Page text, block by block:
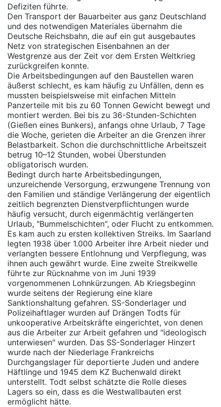
Defiziten führte.
Den Transport der Bauarbeiter aus ganz Deutschland
und des notwendigen Materiales übernahm die
Deutsche Reichsbahn, die auf ein gut ausgebautes
Netz von strategischen Eisenbahnen an der
Westgrenze aus der Zeit vor dem Ersten Weltkrieg
zurückgreifen konnte.
Die Arbeitsbedingungen auf den Baustellen waren
äußerst schlecht, es kam häufig zu Unfällen, denn es
mussten beispielsweise mit einfachen Mitteln
Panzerteile mit bis zu 60 Tonnen Gewicht bewegt und
montiert werden. Bei bis zu 36-Stunden-Schichten
(Gießen eines Bunkers), anfangs ohne Urlaub, 7 Tage
die Woche, gerieten die Arbeiter an die Grenzen ihrer
Belastbarkeit. Schon die durchschnittliche Arbeitszeit
betrug 10–12 Stunden, wobei Überstunden
obligatorisch wurden.
Bedingt durch harte Arbeitsbedingungen,
unzureichende Versorgung, erzwungene Trennung von
den Familien und ständige Verlängerung der eigentlich
zeitlich begrenzten Dienstverpflichtungen wurde
häufig versucht, durch eigenmächtig verlängerten
Urlaub, "Bummelschichten", oder Flucht zu entkommen.
Es kam auch zu ersten kollektiven Streiks. Im Saarland
legten 1938 über 1.000 Arbeiter ihre Arbeit nieder und
verlangten bessere Entlohnung und Verpflegung, was
ihnen auch gewährt wurde. Eine zweite Streikwelle
führte zur Rücknahme von im Juni 1939
vorgenommenen Lohnkürzungen. Ab Kriegsbeginn
wurde seitens der Regierung eine klare
Sanktionshaltung gefahren. SS-Sonderlager und
Polizeihaftlager wurden auf Drängen Todts für
unkooperative Arbeitskräfte eingerichtet, von denen
aus die Arbeiter zur Arbeit gefahren und "ideologisch
unterwiesen" wurden. Das SS-Sonderlager Hinzert
wurde nach der Niederlage Frankreichs
Durchgangslager für deportierte Juden und andere
Häftlinge und 1945 dem KZ Buchenwald direkt
unterstellt. Todt selbst schätzte die Rolle dieses
Lagers so ein, dass es die Westwallbauten erst
ermöglicht hätte.